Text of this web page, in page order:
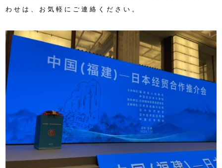
わせは、お気軽にご連絡ください。